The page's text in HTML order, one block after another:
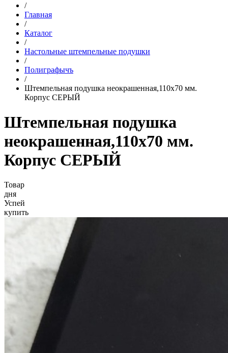
/
Главная
/
Каталог
/
Настольные штемпельные подушки
/
Полиграфычъ
/
Штемпельная подушка неокрашенная,110х70 мм.
Корпус СЕРЫЙ
Штемпельная подушка
неокрашенная,110х70 мм.
Корпус СЕРЫЙ
Товар
дня
Успей
купить